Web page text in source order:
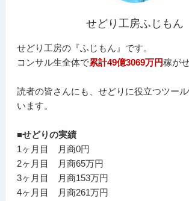
せどり工房ふじもん
せどり工房の『ふじもん』です。
コンサル生全体で累計49億3069万円稼が
読者の皆さんにも、せどりに役立つツー
います。
■せどりの実績
1ヶ月目 月商0円
2ヶ月目 月商65万円
3ヶ月目 月商153万円
4ヶ月目 月商261万円